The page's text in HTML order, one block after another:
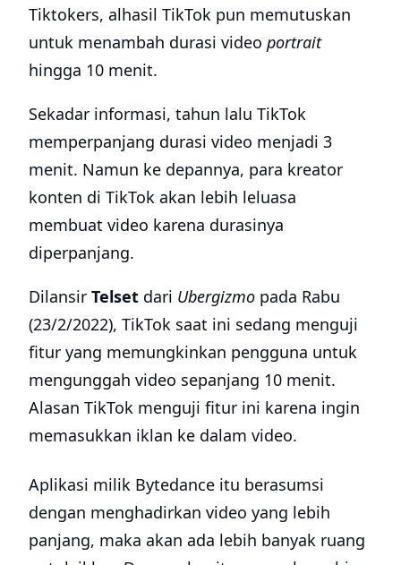
Tiktokers, alhasil TikTok pun memutuskan
untuk menambah durasi video portrait
hingga 10 menit.
Sekadar informasi, tahun lalu TikTok
memperpanjang durasi video menjadi 3
menit. Namun ke depannya, para kreator
konten di TikTok akan lebih leluasa
membuat video karena durasinya
diperpanjang.
Dilansir Telset dari Ubergizmo pada Rabu
(23/2/2022), TikTok saat ini sedang menguji
fitur yang memungkinkan pengguna untuk
mengunggah video sepanjang 10 menit.
Alasan TikTok menguji fitur ini karena ingin
memasukkan iklan ke dalam video.
Aplikasi milik Bytedance itu berasumsi
dengan menghadirkan video yang lebih
panjang, maka akan ada lebih banyak ruang